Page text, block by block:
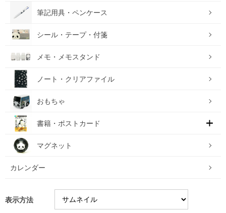
筆記用具・ペンケース
シール・テープ・付箋
メモ・メモスタンド
ノート・クリアファイル
おもちゃ
書籍・ポストカード
マグネット
カレンダー
表示方法